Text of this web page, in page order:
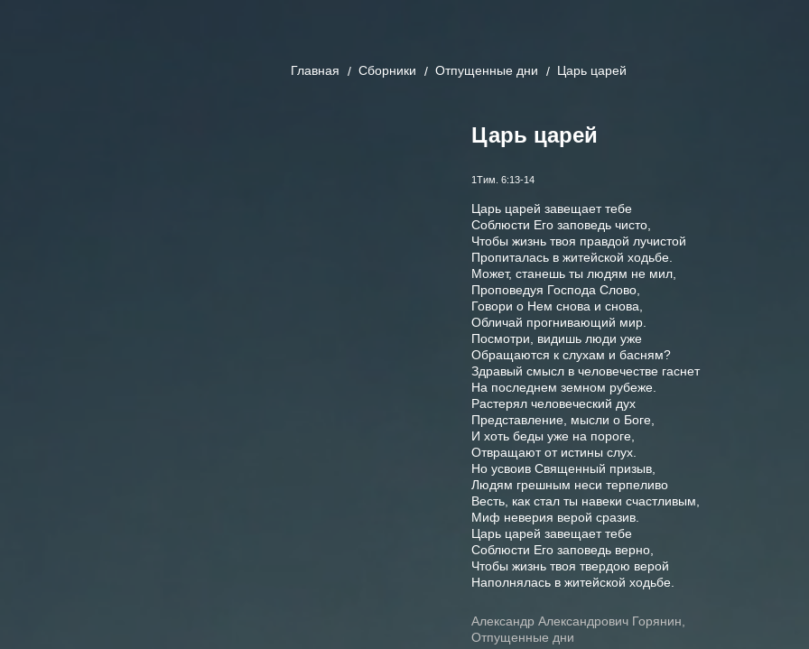
Главная Cборники Отпущенные дни Царь царей
Царь царей
1Тим. 6:13-14
Царь царей завещает тебе
Соблюсти Его заповедь чисто,
Чтобы жизнь твоя правдой лучистой
Пропиталась в житейской ходьбе.
Может, станешь ты людям не мил,
Проповедуя Господа Слово,
Говори о Нем снова и снова,
Обличай прогнивающий мир.
Посмотри, видишь люди уже
Обращаются к слухам и басням?
Здравый смысл в человечестве гаснет
На последнем земном рубеже.
Растерял человеческий дух
Представление, мысли о Боге,
И хоть беды уже на пороге,
Отвращают от истины слух.
Но усвоив Священный призыв,
Людям грешным неси терпеливо
Весть, как стал ты навеки счастливым,
Миф неверия верой сразив.
Царь царей завещает тебе
Соблюсти Его заповедь верно,
Чтобы жизнь твоя твердою верой
Наполнялась в житейской ходьбе.
Александр Александрович Горянин,
Отпущенные дни